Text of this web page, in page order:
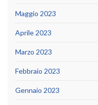
Maggio 2023
Aprile 2023
Marzo 2023
Febbraio 2023
Gennaio 2023